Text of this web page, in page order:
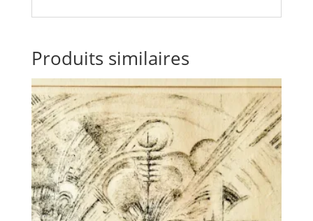
Produits similaires